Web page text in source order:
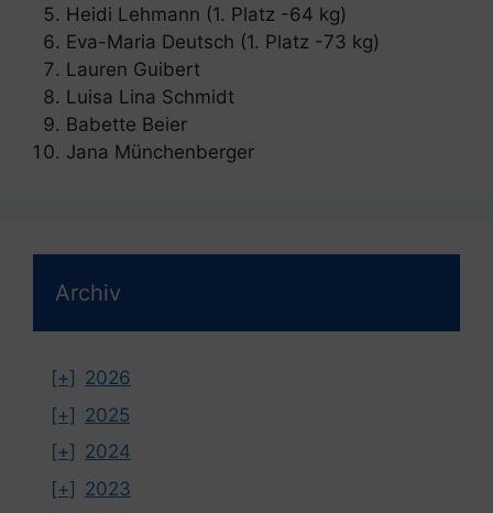
Heidi Lehmann (1. Platz -64 kg)
Eva-Maria Deutsch (1. Platz -73 kg)
Lauren Guibert
Luisa Lina Schmidt
Babette Beier
Jana Münchenberger
Archiv
[+] 2026
[+] 2025
[+] 2024
[+] 2023